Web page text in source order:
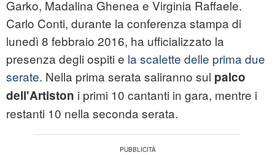
Garko, Madalina Ghenea e Virginia Raffaele.
Carlo Conti, durante la conferenza stampa di
lunedì 8 febbraio 2016, ha ufficializzato la
presenza degli ospiti e la scalette delle prima due
serate. Nella prima serata saliranno sul palco
dell'Artiston i primi 10 cantanti in gara, mentre i
restanti 10 nella seconda serata.